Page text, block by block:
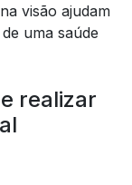
visão ajudam
uma saúde
realizar